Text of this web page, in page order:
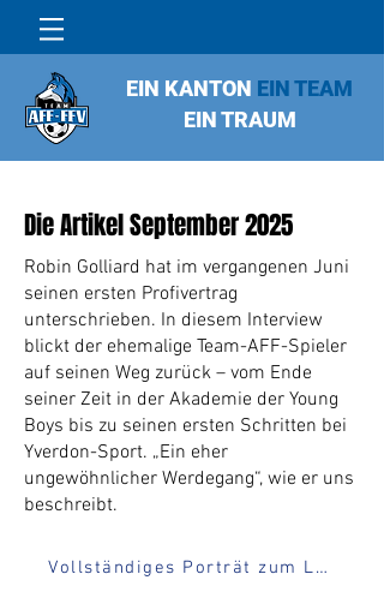
EIN KANTON EIN TEAM
EIN TRAUM
Die Artikel September 2025
Robin Golliard hat im vergangenen Juni
seinen ersten Profivertrag
unterschrieben. In diesem Interview
blickt der ehemalige Team-AFF-Spieler
auf seinen Weg zurück – vom Ende
seiner Zeit in der Akademie der Young
Boys bis zu seinen ersten Schritten bei
Yverdon-Sport. „Ein eher
ungewöhnlicher Werdegang“, wie er uns
beschreibt.
Vollständiges Porträt zum Lesen